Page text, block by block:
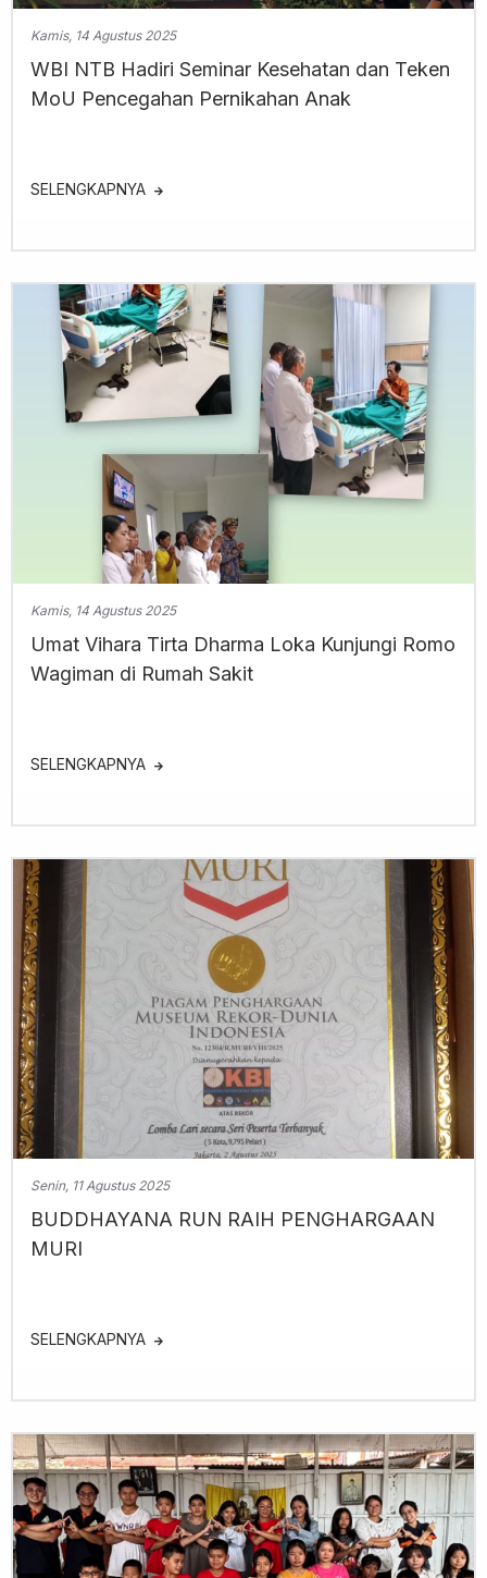
Kamis, 14 Agustus 2025
WBI NTB Hadiri Seminar Kesehatan dan Teken
MoU Pencegahan Pernikahan Anak
SELENGKAPNYA
Kamis, 14 Agustus 2025
Umat Vihara Tirta Dharma Loka Kunjungi Romo
Wagiman di Rumah Sakit
SELENGKAPNYA
Senin, 11 Agustus 2025
BUDDHAYANA RUN RAIH PENGHARGAAN
MURI
SELENGKAPNYA